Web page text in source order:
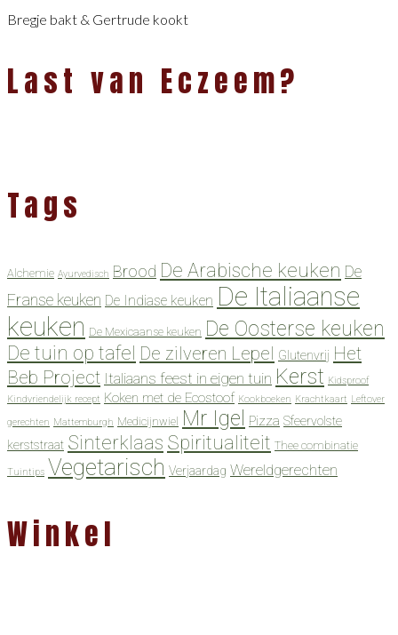
Bregje bakt & Gertrude kookt
Last van Eczeem?
Tags
Alchemie Ayurvedisch Brood De Arabische keuken De
Franse keuken De Indiase keuken De Italiaanse
keuken De Mexicaanse keuken De Oosterse keuken
De tuin op tafel De zilveren Lepel Glutenvrij Het
Beb Project Italiaans feest in eigen tuin Kerst Kidsproof
Kindvriendelijk recept Koken met de Ecostoof Kookboeken Krachtkaart Leftover
gerechten Mattemburgh Medicijnwiel Mr Igel Pizza Sfeervolste
kerststraat Sinterklaas Spiritualiteit Thee combinatie
Tuintips Vegetarisch Verjaardag Wereldgerechten
Winkel